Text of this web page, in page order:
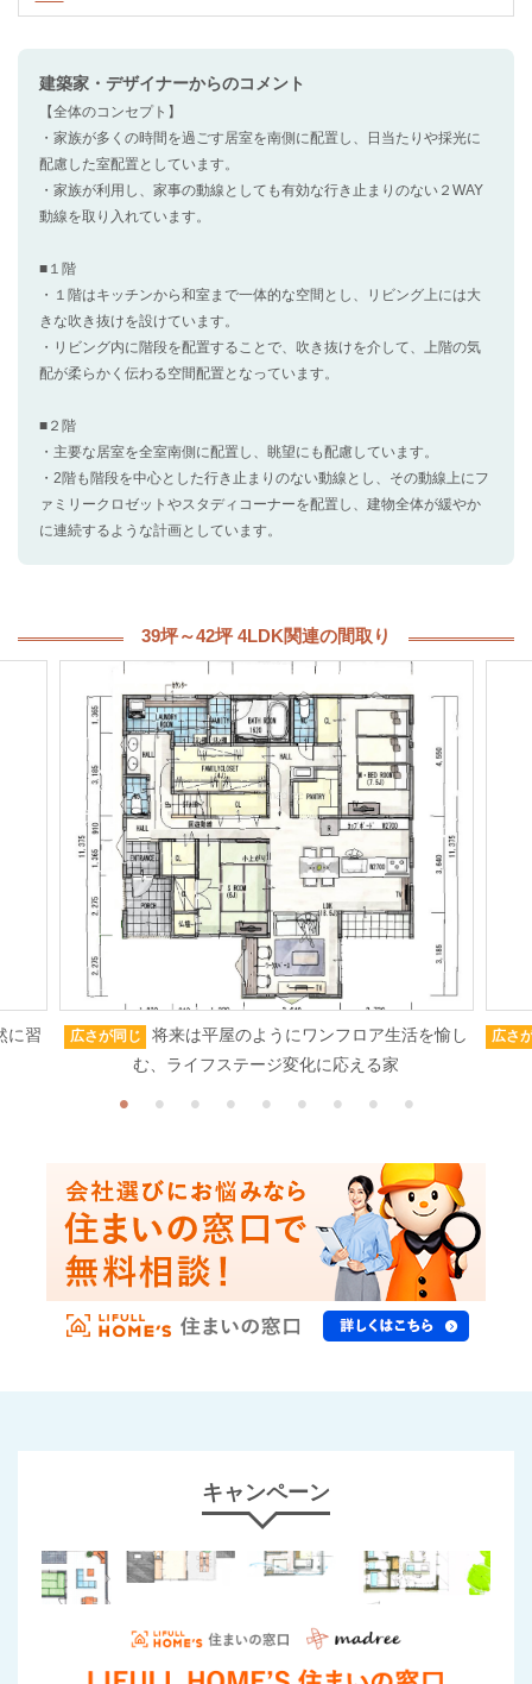
建築家・デザイナーからのコメント
【全体のコンセプト】
・家族が多くの時間を過ごす居室を南側に配置し、日当たりや採光に
配慮した室配置としています。
・家族が利用し、家事の動線としても有効な行き止まりのない２WAY
動線を取り入れています。
■１階
・１階はキッチンから和室まで一体的な空間とし、リビング上には大
きな吹き抜けを設けています。
・リビング内に階段を配置することで、吹き抜けを介して、上階の気
配が柔らかく伝わる空間配置となっています。
■２階
・主要な居室を全室南側に配置し、眺望にも配慮しています。
・2階も階段を中心とした行き止まりのない動線とし、その動線上にフ
ァミリークロゼットやスタディコーナーを配置し、建物全体が緩やか
に連続するような計画としています。
39坪～42坪 4LDK関連の間取り
に習 広さが同じ
将来は平屋のようにワンフロア生活を愉し
む、ライフステージ変化に応える家
広さ
キャンペーン